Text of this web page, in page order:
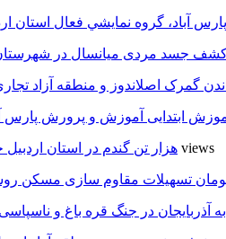
آباد، گروه نمايشي فعال استان
جسد مردی میانسال در
گمرک اصلاندوز و منطقه آزاد
ابتدایی آموزش و پرورش پارس
۸۰ هزار تن گندم در استان 5 views
آذربایجان در جنگ قره باغ و